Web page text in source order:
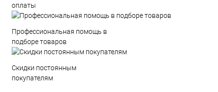
оплаты
Профессиональная помощь в
подборе товаров
Скидки постоянным
покупателям